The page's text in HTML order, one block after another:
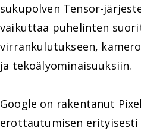
sukupolven Tensor-
vaikuttaa puhelinten
virrankulutukseen,
ja tekoälyominaisuuksiin.
Google on rakentanut
erottautumisen